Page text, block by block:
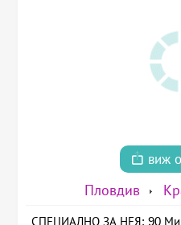
виж
Пловдив
СПЕЦИАЛНО ЗА НЕЯ: 90